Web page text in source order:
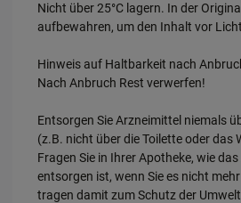
Nicht über 25°C lagern. In der
aufbewahren, um den Inhalt vor
Hinweis auf Haltbarkeit nach
Nach Anbruch Rest verwerfen!
Entsorgen Sie Arzneimittel niemals
(z.B. nicht über die Toilette oder das
Fragen Sie in Ihrer Apotheke, wie
entsorgen ist, wenn Sie es nicht
tragen damit zum Schutz der